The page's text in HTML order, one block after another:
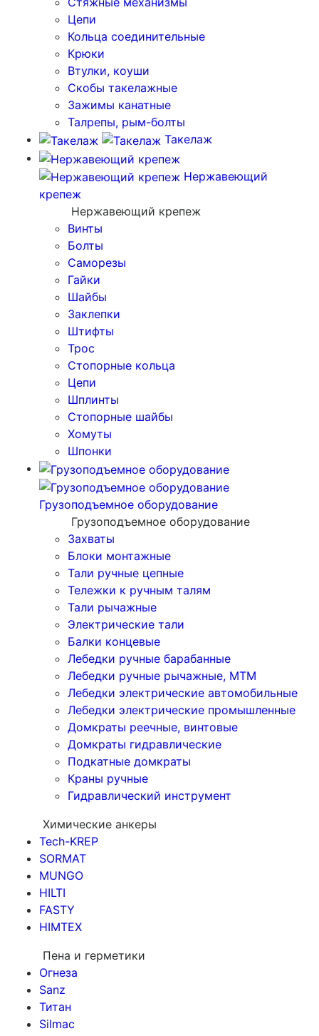
Цепи
Кольца соединительные
Крюки
Втулки, коуши
Скобы такелажные
Зажимы канатные
Талрепы, рым-болты
Такелаж
Нержавеющий
крепеж
Нержавеющий крепеж
Винты
Болты
Саморезы
Гайки
Шайбы
Заклепки
Штифты
Трос
Стопорные кольца
Цепи
Шплинты
Стопорные шайбы
Хомуты
Шпонки
Грузоподъемное оборудование
Грузоподъемное оборудование
Захваты
Блоки монтажные
Тали ручные цепные
Тележки к ручным талям
Тали рычажные
Электрические тали
Балки концевые
Лебедки ручные барабанные
Лебедки ручные рычажные, МТМ
Лебедки электрические автомобильные
Лебедки электрические промышленные
Домкраты реечные, винтовые
Домкраты гидравлические
Подкатные домкраты
Краны ручные
Гидравлический инструмент
Химические анкеры
Tech-KREP
SORMAT
MUNGO
HILTI
FASTY
HIMTEX
Пена и герметики
Огнеза
Sanz
Титан
Silmac